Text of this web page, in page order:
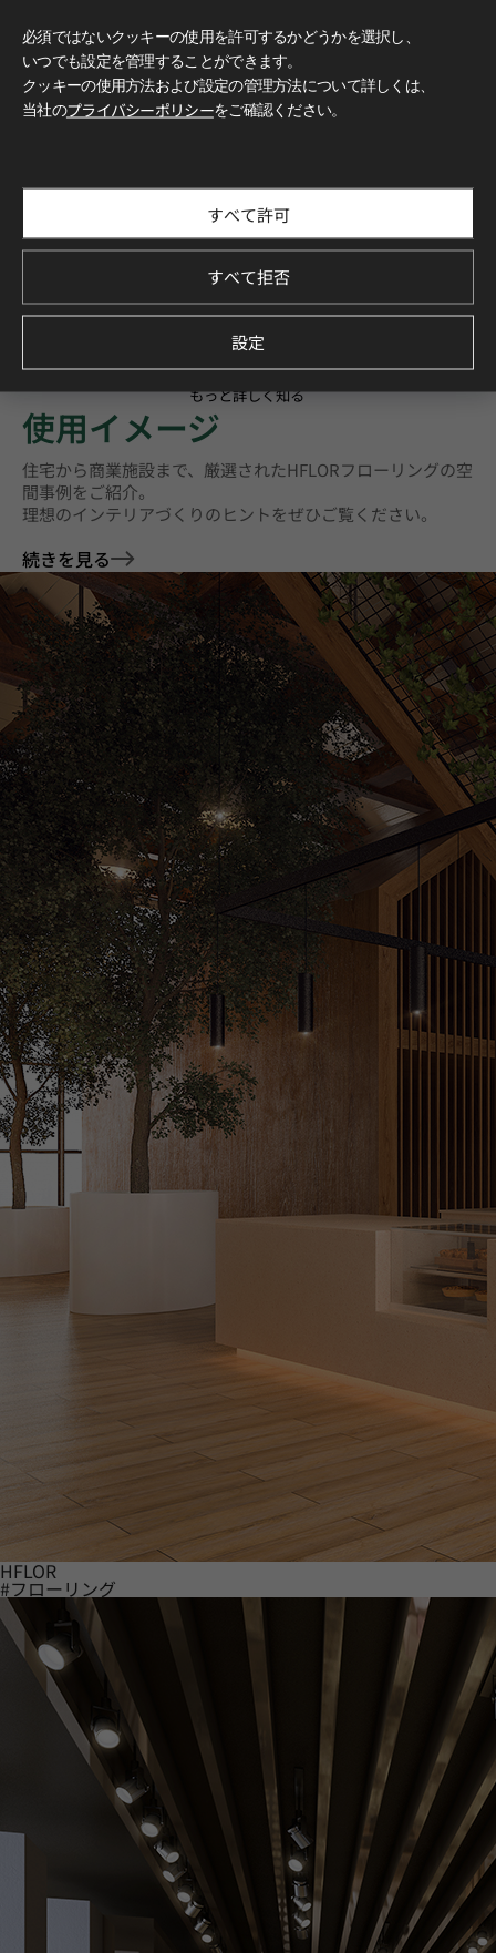
もっと詳しく知る
使用イメージ
住宅から商業施設まで、厳選されたHFLORフローリングの空
間事例をご紹介。
理想のインテリアづくりのヒントをぜひご覧ください。
続きを見る
HFLOR
#フローリング
必須ではないクッキーの使用を許可するかどうかを選択し、
いつでも設定を管理することができます。
クッキーの使用方法および設定の管理方法について詳しくは、
当社のプライバシーポリシーをご確認ください。
すべて許可
すべて拒否
設定